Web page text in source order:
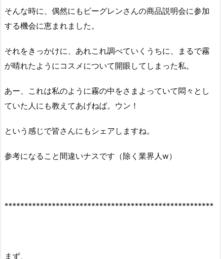
そんな時に、偶然にもビーグレンさんの商品説明会に参加
する機会に恵まれました。
それをきっかけに、あれこれ調べていくうちに、まるで霧
が晴れたようにコスメについて開眼してしまった私。
あー、これは私のように霧の中をさまよっていて悶々とし
ていた人にも教えてあげねば。ウン！
という感じで皆さんにもシェアしますね。
参考になること間違いナスです（除く業界人w）
*****************************************************
まず、